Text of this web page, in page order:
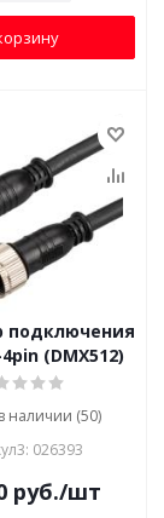
подключения
(DMX512)
наличии (50)
026393
руб./шт